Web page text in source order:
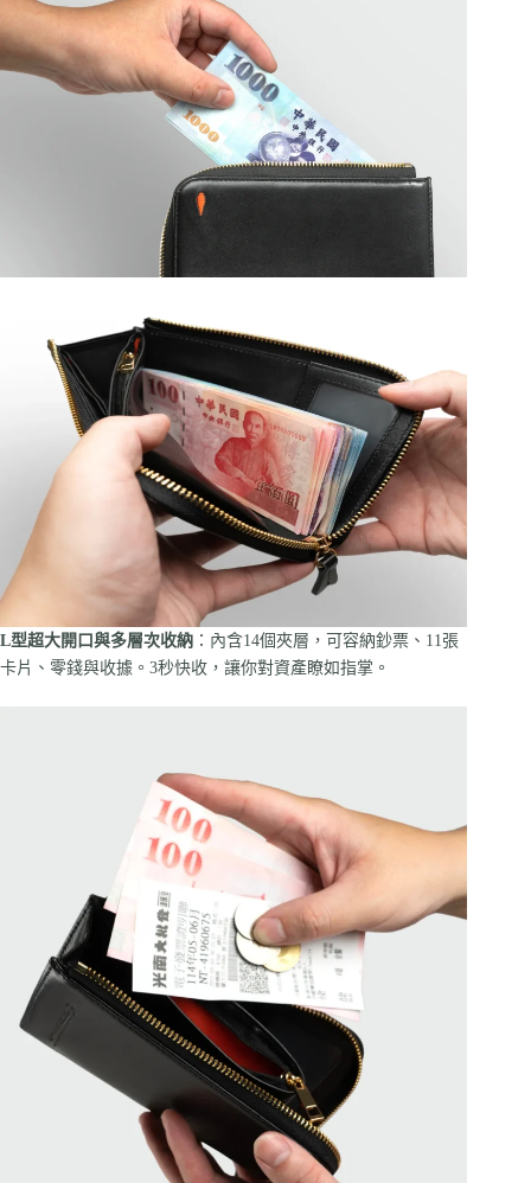
L型超大開口與多層次收納 ：內含14個夾層，可容納鈔票、11張
卡片、零錢與收據。3秒快收，讓你對資產瞭如指掌。